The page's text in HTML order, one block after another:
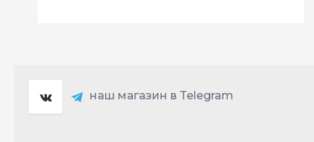
наш магазин в Telegram